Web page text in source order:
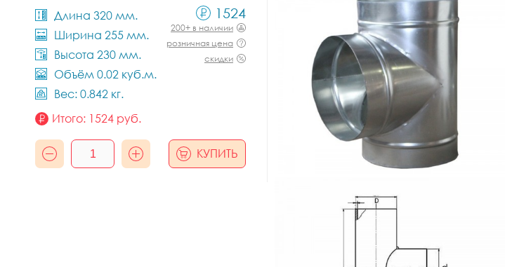
Длина 320 мм.
Ширина 255 мм.
Высота 230 мм.
Объём 0.02 куб.м.
Вес: 0.842 кг.
1524
200+ в наличии
розничная цена
скидки
Итого: 1524 руб.
КУПИТЬ